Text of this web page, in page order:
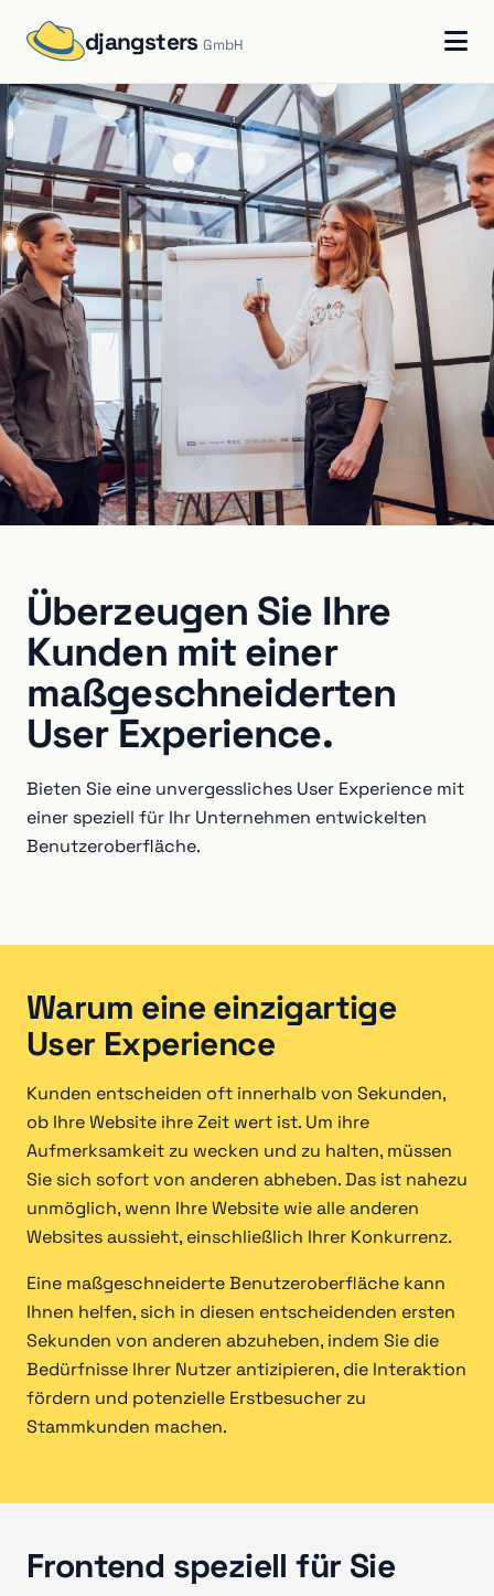
djangstersGmbH
Überzeugen Sie Ihre
Kunden mit einer
maßgeschneiderten
User Experience.
Bieten Sie eine unvergessliches User Experience mit
einer speziell für Ihr Unternehmen entwickelten
Benutzeroberfläche.
Warum eine einzigartige
User Experience
Kunden entscheiden oft innerhalb von Sekunden,
ob Ihre Website ihre Zeit wert ist. Um ihre
Aufmerksamkeit zu wecken und zu halten, müssen
Sie sich sofort von anderen abheben. Das ist nahezu
unmöglich, wenn Ihre Website wie alle anderen
Websites aussieht, einschließlich Ihrer Konkurrenz.
Eine maßgeschneiderte Benutzeroberfläche kann
Ihnen helfen, sich in diesen entscheidenden ersten
Sekunden von anderen abzuheben, indem Sie die
Bedürfnisse Ihrer Nutzer antizipieren, die Interaktion
fördern und potenzielle Erstbesucher zu
Stammkunden machen.
Frontend speziell für Sie